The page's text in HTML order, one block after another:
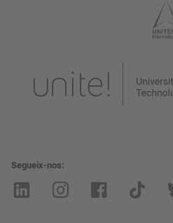
Segueix-nos